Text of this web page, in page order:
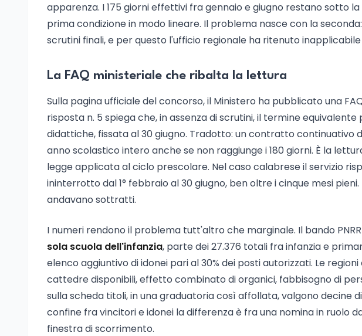
apparenza. I 175 giorni effettivi fra gennaio e giugno restano sotto
prima condizione in modo lineare. Il problema nasce con la
scrutini finali, e per questo l'ufficio regionale ha ritenuto
La FAQ ministeriale che ribalta la lettura
Sulla pagina ufficiale del concorso, il Ministero ha pubblicato una
risposta n. 5 spiega che, in assenza di scrutini, il termine
didattiche, fissata al 30 giugno. Tradotto: un contratto continuativo
anno scolastico intero anche se non raggiunge i 180 giorni. È la
legge applicata al ciclo prescolare. Nel caso calabrese il servizio
ininterrotto dal 1° febbraio al 30 giugno, ben oltre i cinque mesi
andavano sottratti.
I numeri rendono il problema tutt'altro che marginale. Il bando
sola scuola dell'infanzia, parte dei 27.376 totali fra infanzia e
elenco aggiuntivo di idonei pari al 30% dei posti autorizzati. Le
cattedre disponibili, effetto combinato di organici, fabbisogno di
sulla scheda titoli, in una graduatoria così affollata, valgono decine
confine fra vincitori e idonei la differenza è fra una nomina in ruolo
finestra di scorrimento.